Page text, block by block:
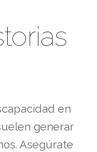
en
generar
Asegúrate